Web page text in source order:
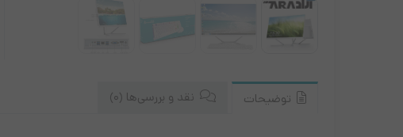
توضیحات نقد و بررسی‌ها (0)